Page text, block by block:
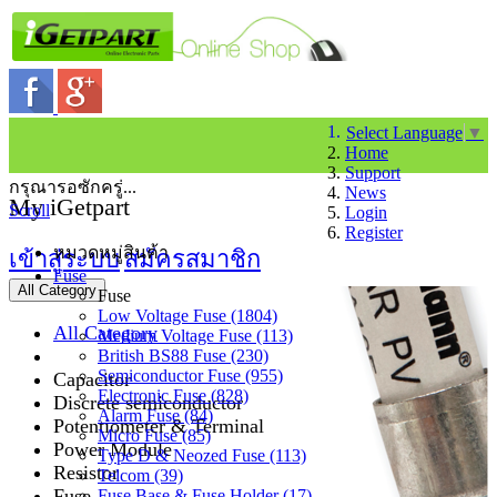
Select Language ▼
Home
Support
News
Login
Register
My iGetpart
เข้าสู่ระบบสมัครสมาชิก
All Category
All Category
Capacitor
Discrete semiconductor
Potentiometer & Terminal
Power Module
Resistor
กรุณารอซักครู่...
Scroll
หมวดหมู่สินค้า
Fuse
Fuse
Low Voltage Fuse (1804)
Medium Voltage Fuse (113)
British BS88 Fuse (230)
Semiconductor Fuse (955)
Electronic Fuse (828)
Alarm Fuse (84)
Micro Fuse (85)
Type D & Neozed Fuse (113)
Telcom (39)